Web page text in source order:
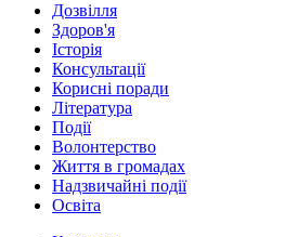
Дозвілля
Здоров'я
Історія
Консультації
Корисні поради
Література
Події
Волонтерство
Життя в громадах
Надзвичайні події
Освіта